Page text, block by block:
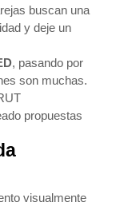
buscan una
y deje un
, pasando por
son muchas.
propuestas
visualmente